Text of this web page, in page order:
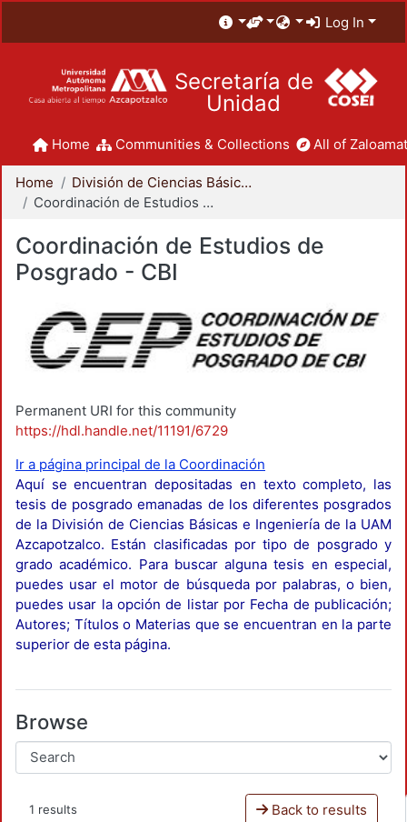
Log In
Secretaría de
Unidad
Home Communities & Collections All of
Home
División de Ciencias Básicas e Ingeniería
Coordinación de Estudios de Posgrado - CBI
Coordinación de Estudios de
Posgrado - CBI
Permanent URI for this community
https://hdl.handle.net/11191/6729
Ir a página principal de la Coordinación
Aquí se encuentran depositadas en texto completo, las
tesis de posgrado emanadas de los diferentes posgrados
de la División de Ciencias Básicas e Ingeniería de la UAM
Azcapotzalco. Están clasificadas por tipo de posgrado y
grado académico. Para buscar alguna tesis en especial,
puedes usar el motor de búsqueda por palabras, o bien,
puedes usar la opción de listar por Fecha de publicación;
Autores; Títulos o Materias que se encuentran en la parte
superior de esta página.
Browse
1 results Back to results